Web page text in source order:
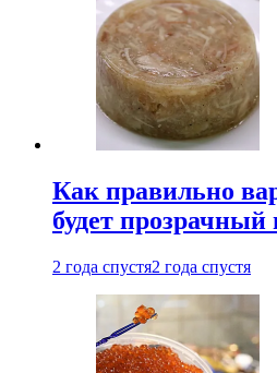
Как правильно
будет прозрачный
2 года спустя2 года спустя